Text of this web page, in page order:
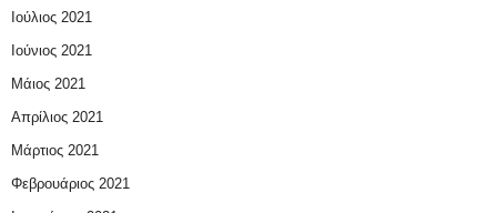
Ιούλιος 2021
Ιούνιος 2021
Μάιος 2021
Απρίλιος 2021
Μάρτιος 2021
Φεβρουάριος 2021